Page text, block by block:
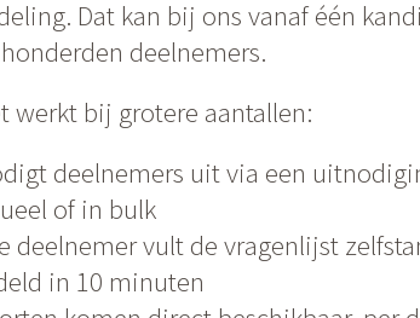
Dat kan bij ons vanaf één
deelnemers.
werkt bij grotere aantallen:
deelnemers uit via een
of in bulk
deelnemer vult de vragenlijst
in 10 minuten